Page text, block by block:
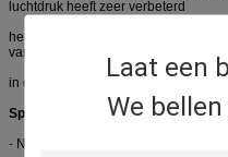
Laat een
We
luchtdruk heeft zeer verbeterd
het apparaat tegen ongunstig
van verbinden het met beperkte
in diverse milieu's.
Specificaties:
- Nieuw volledig-gedigitaliseerd